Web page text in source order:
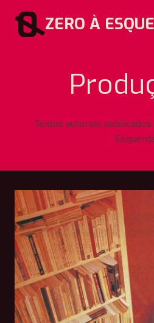
para
ZERO À
Textos autorais